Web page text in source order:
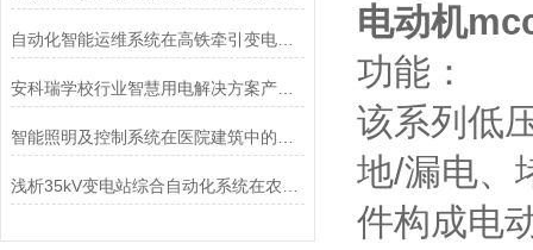
自动化智能运维系统在高铁牵引变电所的研究与应用
安科瑞学校行业智慧用电解决方案产品之智能微断
电动机
功能：
该系列低
地/漏电、
件构成电